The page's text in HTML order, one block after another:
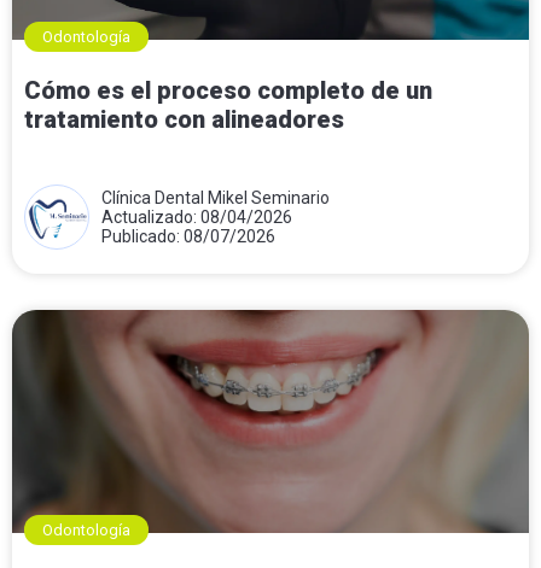
Odontología
Cómo es el proceso completo de un
tratamiento con alineadores
Clínica Dental Mikel Seminario
Actualizado: 08/04/2026
Publicado: 08/07/2026
Odontología